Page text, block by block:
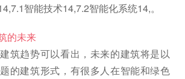
智能技术14,7.2智能化系统14,。
的未来
筑趋势可以看出，未来的建筑将是以
的建筑形式，有很多人在智能和绿色